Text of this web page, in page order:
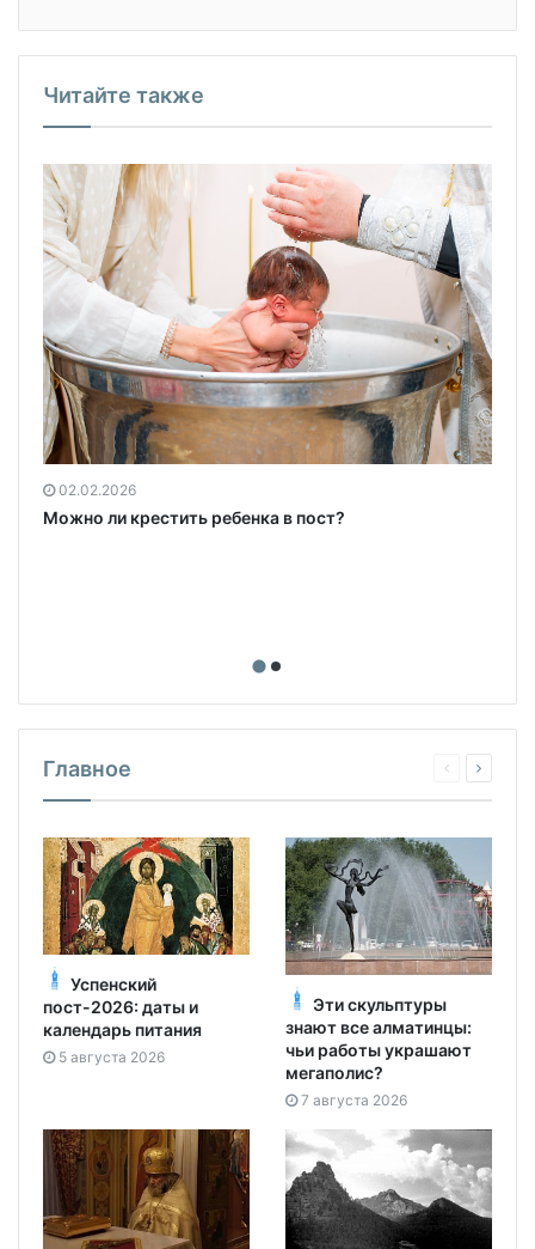
Читайте также
02.02.2026
Можно ли крестить ребенка в пост?
Главное
Успенский
пост-2026: даты и
календарь питания
5 августа 2026
Эти скульптуры
знают все алматинцы:
чьи работы украшают
мегаполис?
7 августа 2026